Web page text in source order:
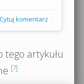
Cytuj komentarz
artykułu
[?]